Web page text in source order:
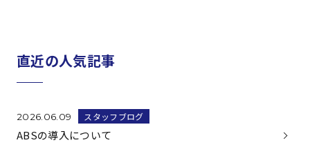
直近の人気記事
2026.06.09 スタッフブログ
ABSの導入について